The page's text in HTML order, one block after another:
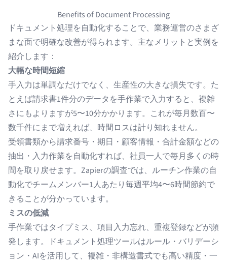
Benefits of Document Processing
ドキュメント処理を自動化することで、業務運営のさまざ
まな面で明確な改善が得られます。主なメリットと実例を
紹介します：
大幅な時間短縮
手入力は単調なだけでなく、生産性の大きな損失です。た
とえば請求書1件分のデータを手作業で入力すると、複雑
さにもよりますが5〜10分かかります。これが毎月数百〜
数千件にまで増えれば、時間ロスは計り知れません。
受領書類から請求番号・期日・顧客情報・合計金額などの
抽出・入力作業を自動化すれば、社員一人で毎月多くの時
間を取り戻せます。Zapierの調査では、ルーチン作業の自
動化でチームメンバー1人あたり毎週平均4〜6時間節約で
きることが分かっています。
ミスの低減
手作業ではタイプミス、項目入力忘れ、重複登録などが頻
発します。ドキュメント処理ツールはルール・バリデーシ
ョン・AIを活用して、複雑・非構造書式でも高い精度・一